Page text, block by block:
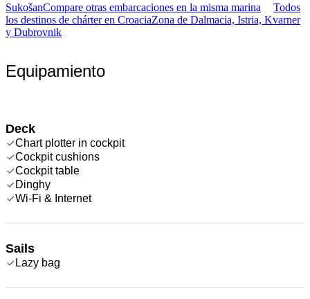
SukošanCompare otras embarcaciones en la misma marina
Todos
los destinos de chárter en CroaciaZona de Dalmacia, Istria, Kvarner
y Dubrovnik
Equipamiento
Deck
Chart plotter in cockpit
Cockpit cushions
Cockpit table
Dinghy
Wi-Fi & Internet
Sails
Lazy bag